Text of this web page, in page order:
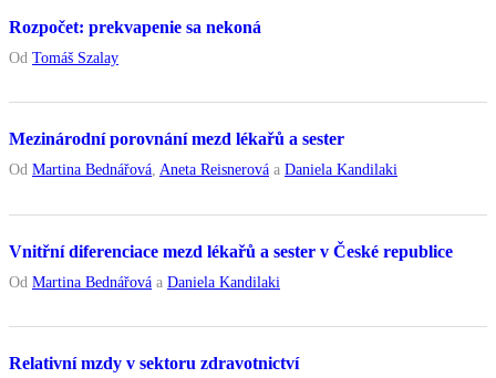
Rozpočet: prekvapenie sa nekoná
Od Tomáš Szalay
Mezinárodní porovnání mezd lékařů a sester
Od Martina Bednářová, Aneta Reisnerová a Daniela Kandilaki
Vnitřní diferenciace mezd lékařů a sester v České republice
Od Martina Bednářová a Daniela Kandilaki
Relativní mzdy v sektoru zdravotnictví